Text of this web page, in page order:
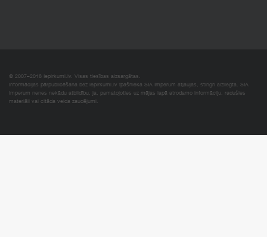
© 2007–2018 Iepirkumi.lv. Visas tiesības aizsargātas.
Informācijas pārpublicēšana bez iepirkumi.lv īpašnieka SIA Imperum atļaujas, stingri aizliegta. SIA
Imperum nenes nekādu atbildību, ja, pamatojoties uz mājas lapā atrodamo informāciju, radušies
materiāli vai citāda veida zaudējumi.